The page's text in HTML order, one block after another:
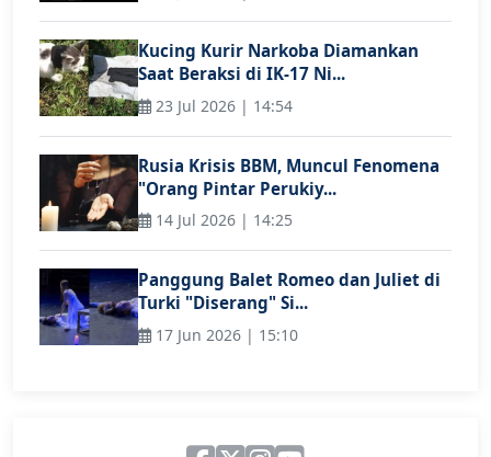
Kucing Kurir Narkoba Diamankan
Saat Beraksi di IK-17 Ni...
23 Jul 2026 | 14:54
Rusia Krisis BBM, Muncul Fenomena
"Orang Pintar Perukiy...
14 Jul 2026 | 14:25
Panggung Balet Romeo dan Juliet di
Turki "Diserang" Si...
17 Jun 2026 | 15:10